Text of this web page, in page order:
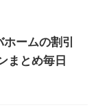
ームの割引
まとめ毎日